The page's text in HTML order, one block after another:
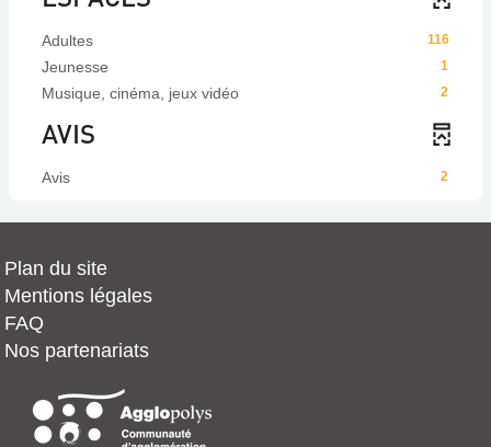
116
Adultes
1
Jeunesse
2
Musique, cinéma, jeux vidéo
AVIS
2
Avis
Plan du site
Mentions légales
FAQ
Nos partenariats